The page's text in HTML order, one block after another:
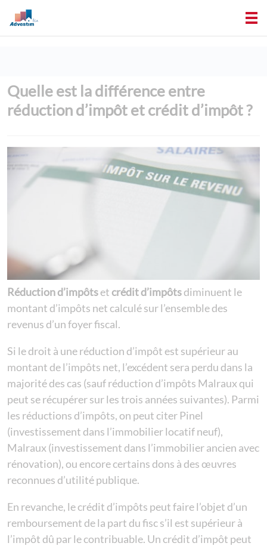
Quelle est la différence entre
réduction d’impôt et crédit d’impôt ?
Réduction d’impôtset crédit d’impôtsdiminuent le
montant d’impôts net calculé sur l’ensemble des
revenus d’un foyer fiscal.
Si le droit à une réduction d’impôt est supérieur au
montant de l’impôts net, l’excédent sera perdu dans la
majorité des cas (sauf réduction d’impôts Malraux qui
peut se récupérer sur les trois années suivantes). Parmi
les réductions d’impôts, on peut citer Pinel
(investissement dans l’immobilier locatif neuf),
Malraux (investissement dans l’immobilier ancien avec
rénovation), ou encore certains dons à des œuvres
reconnues d’utilité publique.
En revanche, le crédit d’impôts peut faire l’objet d’un
remboursement de la part du fisc s’il est supérieur à
l’impôt dû par le contribuable. Un crédit d’impôt peut